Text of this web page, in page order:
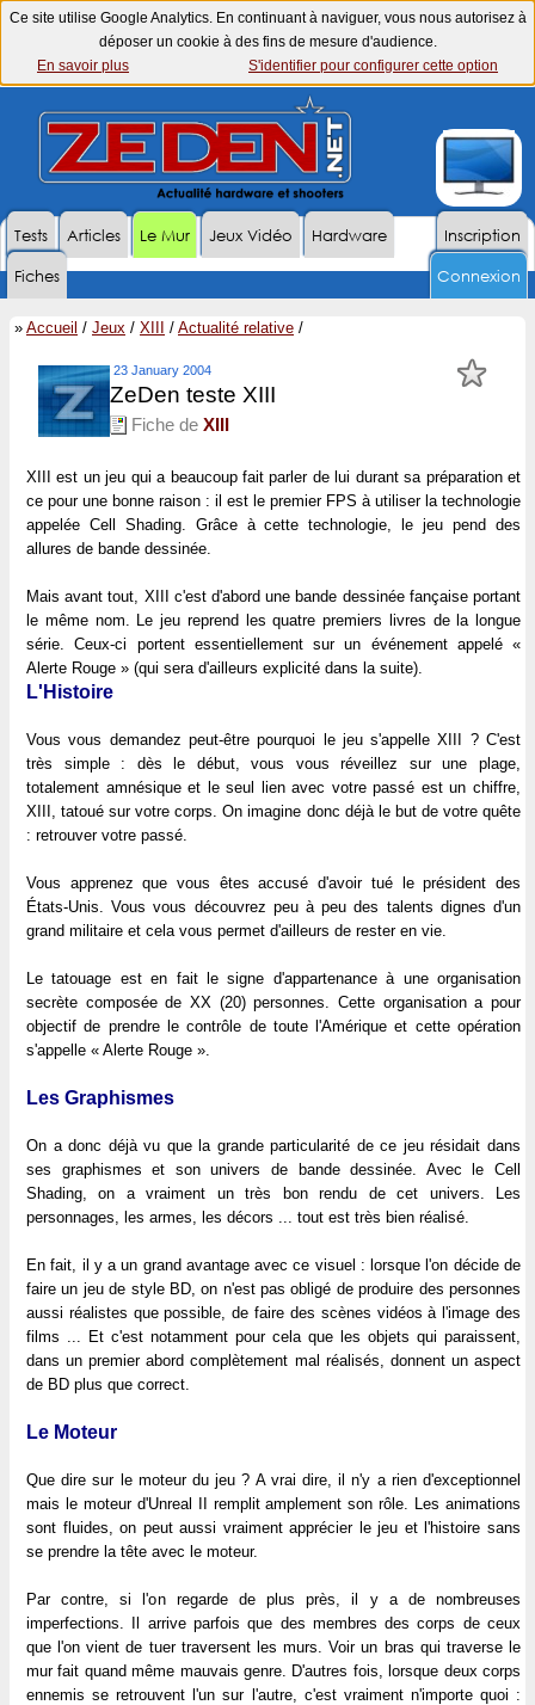
Ce site utilise Google Analytics. En continuant à naviguer, vous nous autorisez à
déposer un cookie à des fins de mesure d'audience.
En savoir plus
S'identifier pour configurer cette option
Inscription
Tests Articles Le Mur Jeux Vidéo
Hardware
Fiches
Connexion
» Accueil / Jeux / XIII / Actualité relative /
23 January 2004
ZeDen teste XIII
Fiche de XIII
XIII est un jeu qui a beaucoup fait parler de lui durant sa préparation et
ce pour une bonne raison : il est le premier FPS à utiliser la technologie
appelée Cell Shading. Grâce à cette technologie, le jeu pend des
allures de bande dessinée.
Mais avant tout, XIII c'est d'abord une bande dessinée fançaise portant
le même nom. Le jeu reprend les quatre premiers livres de la longue
série. Ceux-ci portent essentiellement sur un événement appelé «
Alerte Rouge » (qui sera d'ailleurs explicité dans la suite).
L'Histoire
Vous vous demandez peut-être pourquoi le jeu s'appelle XIII ? C'est
très simple : dès le début, vous vous réveillez sur une plage,
totalement amnésique et le seul lien avec votre passé est un chiffre,
XIII, tatoué sur votre corps. On imagine donc déjà le but de votre quête
: retrouver votre passé.
Vous apprenez que vous êtes accusé d'avoir tué le président des
États-Unis. Vous vous découvrez peu à peu des talents dignes d'un
grand militaire et cela vous permet d'ailleurs de rester en vie.
Le tatouage est en fait le signe d'appartenance à une organisation
secrète composée de XX (20) personnes. Cette organisation a pour
objectif de prendre le contrôle de toute l'Amérique et cette opération
s'appelle « Alerte Rouge ».
Les Graphismes
On a donc déjà vu que la grande particularité de ce jeu résidait dans
ses graphismes et son univers de bande dessinée. Avec le Cell
Shading, on a vraiment un très bon rendu de cet univers. Les
personnages, les armes, les décors ... tout est très bien réalisé.
En fait, il y a un grand avantage avec ce visuel : lorsque l'on décide de
faire un jeu de style BD, on n'est pas obligé de produire des personnes
aussi réalistes que possible, de faire des scènes vidéos à l'image des
films ... Et c'est notamment pour cela que les objets qui paraissent,
dans un premier abord complètement mal réalisés, donnent un aspect
de BD plus que correct.
Le Moteur
Que dire sur le moteur du jeu ? A vrai dire, il n'y a rien d'exceptionnel
mais le moteur d'Unreal II remplit amplement son rôle. Les animations
sont fluides, on peut aussi vraiment apprécier le jeu et l'histoire sans
se prendre la tête avec le moteur.
Par contre, si l'on regarde de plus près, il y a de nombreuses
imperfections. Il arrive parfois que des membres des corps de ceux
que l'on vient de tuer traversent les murs. Voir un bras qui traverse le
mur fait quand même mauvais genre. D'autres fois, lorsque deux corps
ennemis se retrouvent l'un sur l'autre, c'est vraiment n'importe quoi :